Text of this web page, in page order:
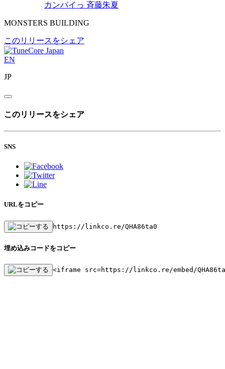
カンパイっ 斉藤朱夏
MONSTERS BUILDING
このリリースをシェア
EN
JP
このリリースをシェア
SNS
URLをコピー
https://linkco.re/QHA86ta0
埋め込みコードをコピー
<iframe src=https://linkco.re/embed/